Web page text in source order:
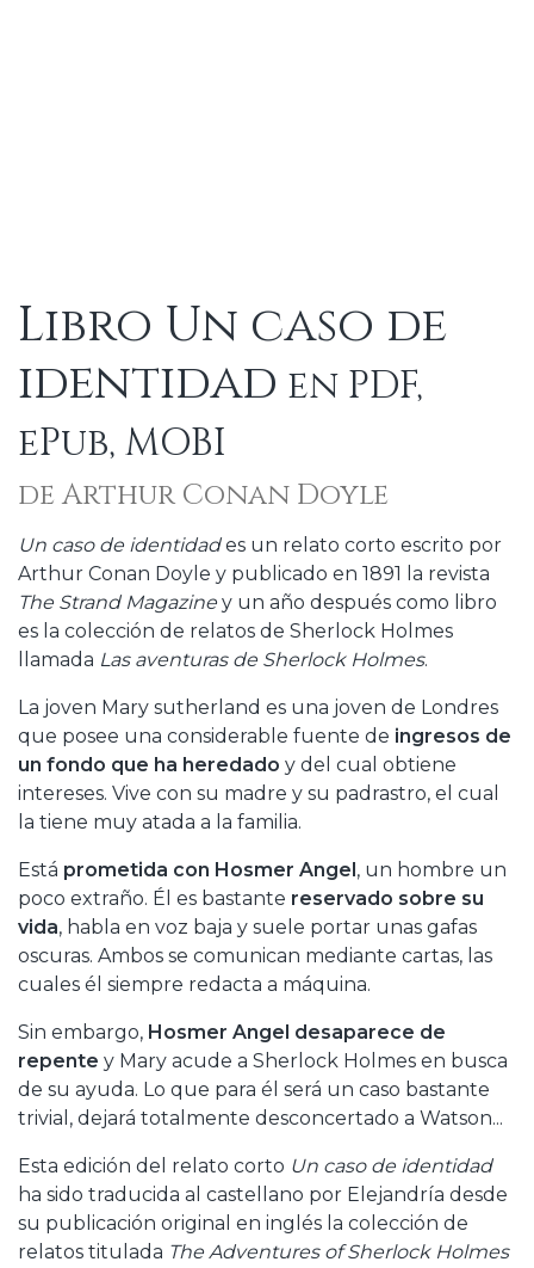
Libro Un caso de
identidad en PDF,
ePub, MOBI
de Arthur Conan Doyle
Un caso de identidades un relato corto escrito por
Arthur Conan Doyle y publicado en 1891 la revista
The Strand Magazine y un año después como libro
es la colección de relatos de Sherlock Holmes
llamada Las aventuras de Sherlock Holmes.
La joven Mary sutherland es una joven de Londres
que posee una considerable fuente de ingresos de
un fondo que ha heredado y del cual obtiene
intereses. Vive con su madre y su padrastro, el cual
la tiene muy atada a la familia.
Está prometida con Hosmer Angel, un hombre un
poco extraño. Él es bastante reservado sobre su
vida, habla en voz baja y suele portar unas gafas
oscuras. Ambos se comunican mediante cartas, las
cuales él siempre redacta a máquina.
Sin embargo, Hosmer Angel desaparece de
repente y Mary acude a Sherlock Holmes en busca
de su ayuda. Lo que para él será un caso bastante
trivial, dejará totalmente desconcertado a Watson...
Esta edición del relato corto Un caso de identidad
ha sido traducida al castellano por Elejandría desde
su publicación original en inglés la colección de
relatos titulada The Adventures of Sherlock Holmes